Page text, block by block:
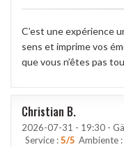
C’est une expérience
sens et imprime vos
que vous n’êtes pas
Christian B
2026-07-31 - 19:30 -
Service :5/5 Ambiente :